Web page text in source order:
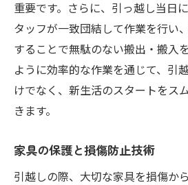
重要です。さらに、引っ越し当日
タッフが一致団結して作業を行い
することで無駄のない搬出・搬入
ように効率的な作業を通じて、引
けでなく、新生活のスタートをス
きます。
家具の保護と損傷防止技術
引越しの際、大切な家具を損傷か